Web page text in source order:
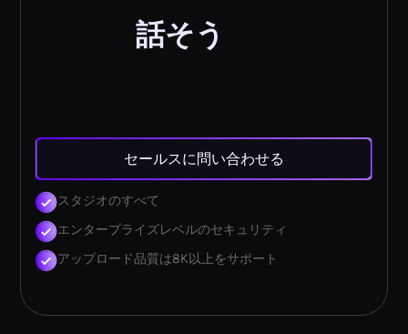
話そう
セールスに問い合わせる
スタジオのすべて
エンタープライズレベルのセキュリティ
アップロード品質は8K以上をサポート